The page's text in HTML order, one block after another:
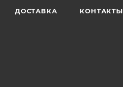
ДОСТАВКА КОНТАКТЫ